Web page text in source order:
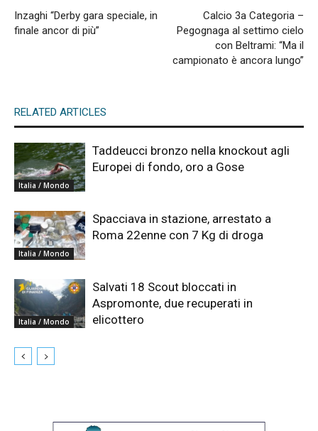
Inzaghi “Derby gara speciale, in
finale ancor di più”
Calcio 3a Categoria –
Pegognaga al settimo cielo
con Beltrami: “Ma il
campionato è ancora lungo”
RELATED ARTICLES
Italia / Mondo
Taddeucci bronzo nella knockout agli
Europei di fondo, oro a Gose
Italia / Mondo
Spacciava in stazione, arrestato a
Roma 22enne con 7 Kg di droga
Italia / Mondo
Salvati 18 Scout bloccati in
Aspromonte, due recuperati in
elicottero